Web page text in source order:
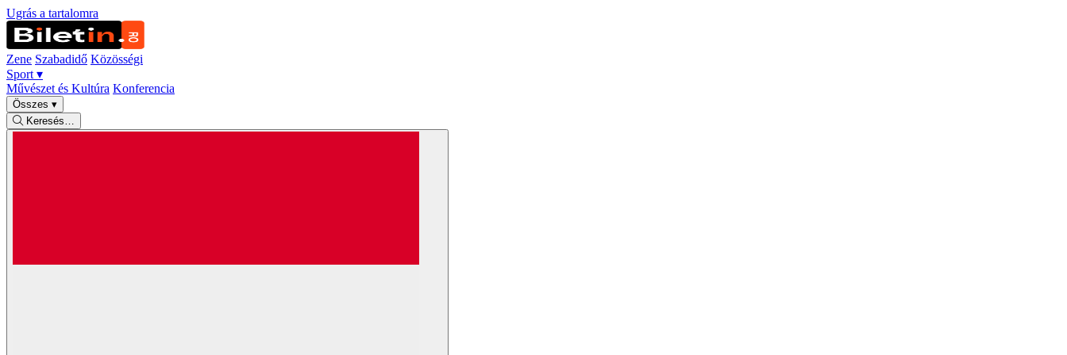
Ugrás a tartalomra
Zene Szabadidő Közösségi
Sport ▾
Művészet és Kultúra Konferencia
Összes ▾
Keresés…